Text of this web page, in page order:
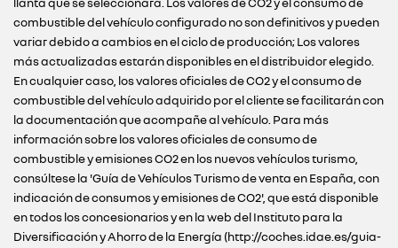
combustible del vehículo configurado no son definitivos y pueden
variar debido a cambios en el ciclo de producción; Los valores
más actualizadas estarán disponibles en el distribuidor elegido.
En cualquier caso, los valores oficiales de CO2 y el consumo de
combustible del vehículo adquirido por el cliente se facilitarán con
la documentación que acompañe al vehículo. Para más
información sobre los valores oficiales de consumo de
combustible y emisiones CO2 en los nuevos vehículos turismo,
consúltese la 'Guía de Vehículos Turismo de venta en España, con
indicación de consumos y emisiones de CO2', que está disponible
en todos los concesionarios y en la web del Instituto para la
Diversificación y Ahorro de la Energía (http://coches.idae.es/guia-